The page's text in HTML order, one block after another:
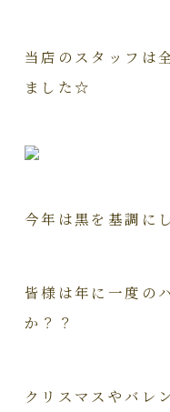
当店のスタッフは
ました☆
今年は黒を基調に
皆様は年に一度の
か？？
クリスマスやバレ